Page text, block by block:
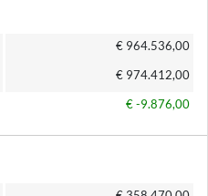
€ 964.536,00
€ 974.412,00
€ -9.876,00